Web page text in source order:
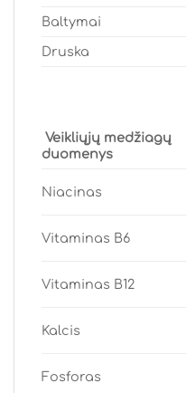
Baltymai
Druska
Veikliųjų medžiagų
duomenys
Niacinas
Vitaminas B6
Vitaminas B12
Kalcis
Fosforas